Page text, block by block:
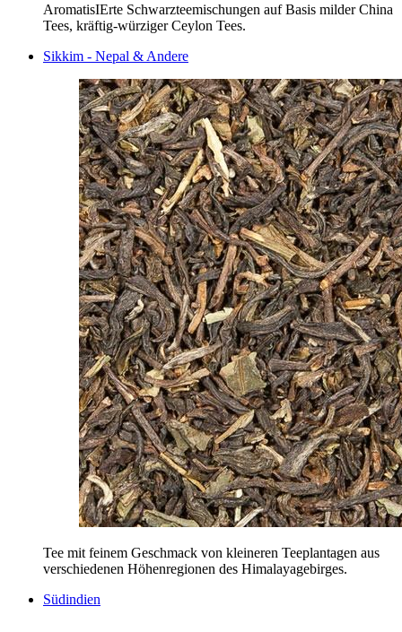
AromatisIErte Schwarzteemischungen auf Basis milder China
Tees, kräftig-würziger Ceylon Tees.
Sikkim - Nepal & Andere
Tee mit feinem Geschmack von kleineren Teeplantagen aus
verschiedenen Höhenregionen des Himalayagebirges.
Südindien